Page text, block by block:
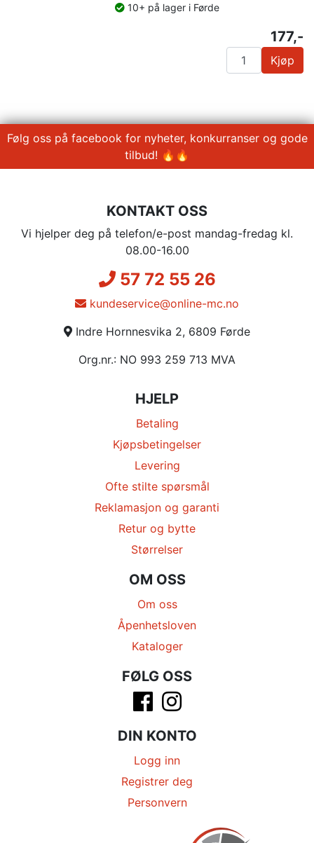
10+ på lager i Førde
177,-
Kjøp
Følg oss på facebook for nyheter, konkurranser og gode
tilbud! 🔥🔥
KONTAKT OSS
Vi hjelper deg på telefon/e-post mandag-fredag kl.
08.00-16.00
57 72 55 26
kundeservice@online-mc.no
Indre Hornnesvika 2, 6809 Førde
Org.nr.: NO 993 259 713 MVA
HJELP
Betaling
Kjøpsbetingelser
Levering
Ofte stilte spørsmål
Reklamasjon og garanti
Retur og bytte
Størrelser
OM OSS
Om oss
Åpenhetsloven
Kataloger
FØLG OSS
DIN KONTO
Logg inn
Registrer deg
Personvern